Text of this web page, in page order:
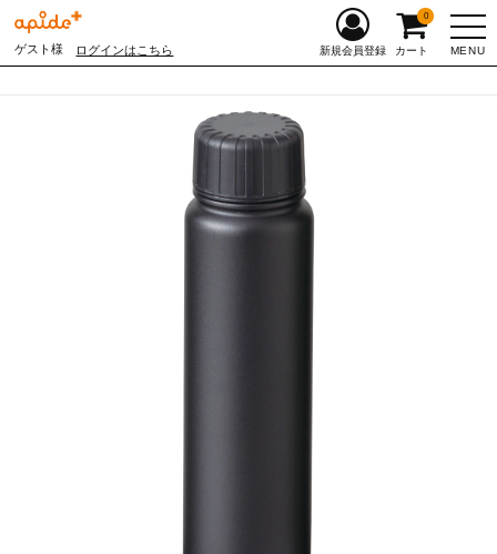
ゲスト様 ログインはこちら MENU
新規会員登録 カート
0